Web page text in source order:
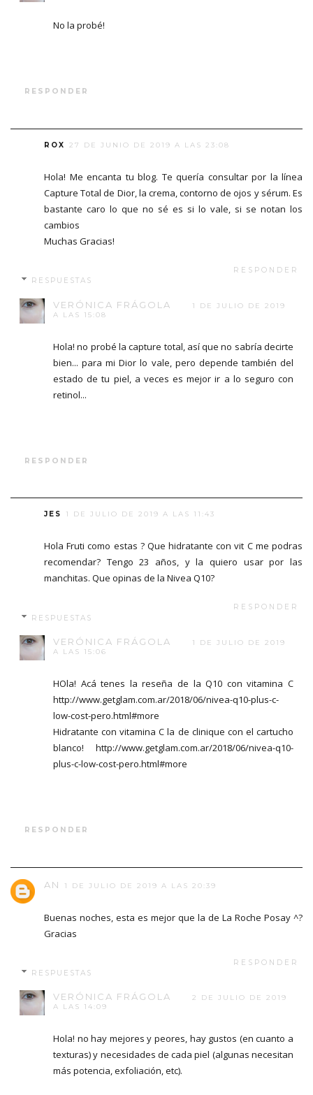
No la probé!
RESPONDER
ROX 27 DE JUNIO DE 2019 A LAS 23:08
Hola! Me encanta tu blog. Te quería consultar por la línea
Capture Total de Dior, la crema, contorno de ojos y sérum. Es
bastante caro lo que no sé es si lo vale, si se notan los
cambios
Muchas Gracias!
RESPONDER
RESPUESTAS
VERÓNICA FRÁGOLA
1 DE JULIO DE 2019
A LAS 15:08
Hola! no probé la capture total, así que no sabría decirte
bien... para mi Dior lo vale, pero depende también del
estado de tu piel, a veces es mejor ir a lo seguro con
retinol...
RESPONDER
JES 1 DE JULIO DE 2019 A LAS 11:43
Hola Fruti como estas ? Que hidratante con vit C me podras
recomendar? Tengo 23 años, y la quiero usar por las
manchitas. Que opinas de la Nivea Q10?
RESPONDER
RESPUESTAS
VERÓNICA FRÁGOLA
1 DE JULIO DE 2019
A LAS 15:06
HOla! Acá tenes la reseña de la Q10 con vitamina C
http://www.getglam.com.ar/2018/06/nivea-q10-plus-c-
low-cost-pero.html#more
Hidratante con vitamina C la de clinique con el cartucho
blanco! http://www.getglam.com.ar/2018/06/nivea-q10-
plus-c-low-cost-pero.html#more
RESPONDER
AN 1 DE JULIO DE 2019 A LAS 20:39
Buenas noches, esta es mejor que la de La Roche Posay ^?
Gracias
RESPONDER
RESPUESTAS
VERÓNICA FRÁGOLA
2 DE JULIO DE 2019
A LAS 14:09
Hola! no hay mejores y peores, hay gustos (en cuanto a
texturas) y necesidades de cada piel (algunas necesitan
más potencia, exfoliación, etc).